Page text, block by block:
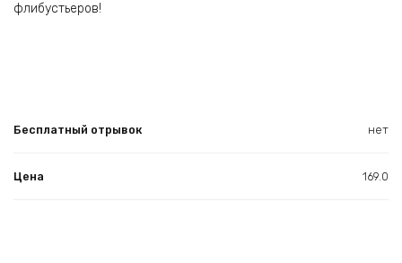
флибустьеров!
Бесплатный отрывок нет
Цена 169.0